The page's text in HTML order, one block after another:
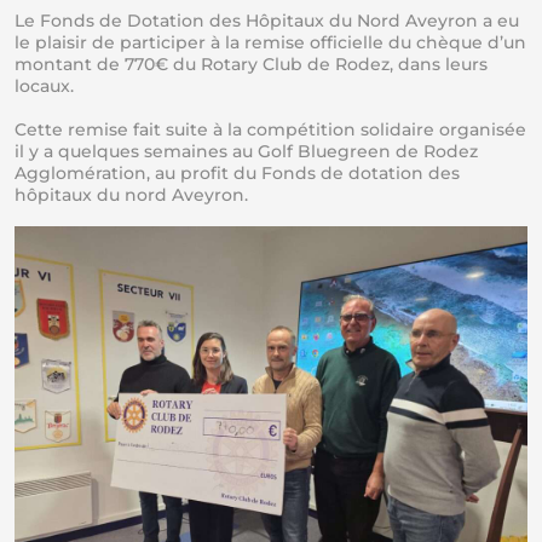
Le Fonds de Dotation des Hôpitaux du Nord Aveyron a eu
le plaisir de participer à la remise officielle du chèque d’un
montant de 770€ du Rotary Club de Rodez, dans leurs
locaux.
Cette remise fait suite à la compétition solidaire organisée
il y a quelques semaines au Golf Bluegreen de Rodez
Agglomération, au profit du Fonds de dotation des
hôpitaux du nord Aveyron.